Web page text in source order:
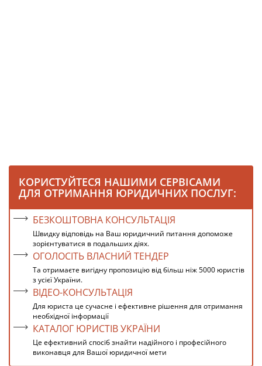
КОРИСТУЙТЕСЯ НАШИМИ СЕРВІСАМИ
ДЛЯ ОТРИМАННЯ ЮРИДИЧНИХ ПОСЛУГ:
БЕЗКОШТОВНА КОНСУЛЬТАЦІЯ
Швидку відповідь на Ваш юридичний питання допоможе
зорієнтуватися в подальших діях.
ОГОЛОСІТЬ ВЛАСНИЙ ТЕНДЕР
Та отримаєте вигідну пропозицію від більш ніж 5000 юристів
з усієї України.
ВІДЕО-КОНСУЛЬТАЦІЯ
Для юриста це сучасне і ефективне рішення для отримання
необхідної інформації
КАТАЛОГ ЮРИСТІВ УКРАЇНИ
Це ефективний спосіб знайти надійного і професійного
виконавця для Вашої юридичної мети